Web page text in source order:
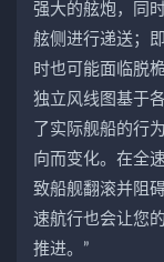
强大的舷炮，同
舷侧进行递送；
时也可能面临脱
独立风线图基于
了实际舰船的行
向而变化。在全
致船舰翻滚并阻
速航行也会让您
推进。”